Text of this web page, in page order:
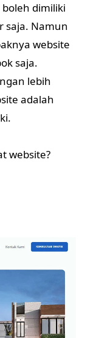
dimiliki
saja. Namun
website
saja.
lebih
adalah
website?